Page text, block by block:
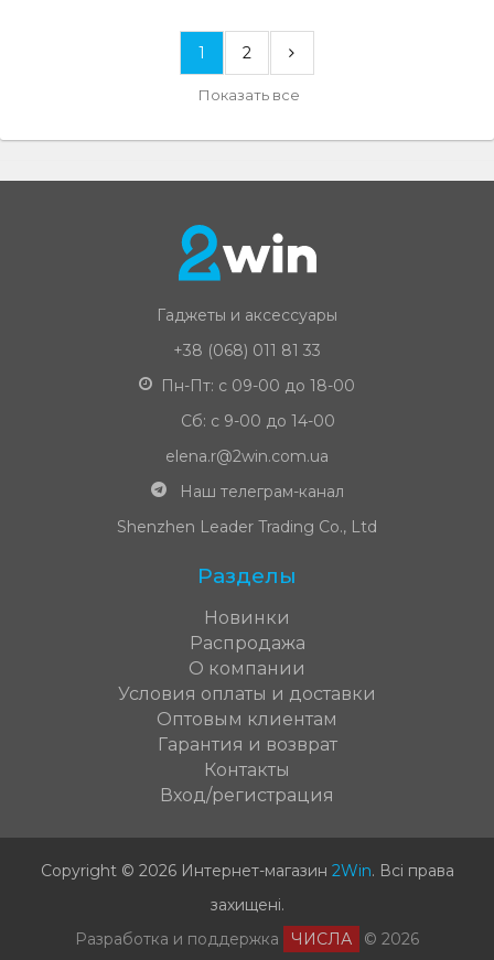
Показать все
1 2
Гаджеты и аксессуары
+38 (068) 011 81 33
Пн-Пт: с 09-00 до 18-00
Сб: с 9-00 до 14-00
elena.r@2win.com.ua
Наш телеграм-канал
Shenzhen Leader Trading Co., Ltd
Разделы
Новинки
Распродажа
О компании
Условия оплаты и доставки
Оптовым клиентам
Гарантия и возврат
Контакты
Вход/регистрация
Copyright © 2026 Интернет-магазин 2Win. Всі права
захищені.
Разработка и поддержка
ЧИСЛА © 2026